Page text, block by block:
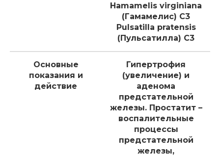
Hamamelis virginiana
(Гамамелис) C3
Pulsatilla pratensis
(Пульсатилла) C3
Основные
показания и
действие
Гипертрофия
(увеличение) и
аденома
предстательной
железы. Простатит –
воспалительные
процессы
предстательной
железы,